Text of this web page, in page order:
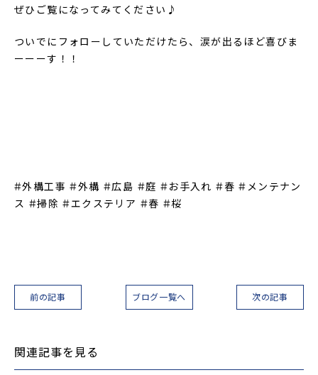
ぜひご覧になってみてください♪
ついでにフォローしていただけたら、涙が出るほど喜びま
ーーーす！！
#外構工事 #外構 #広島 #庭 #お手入れ #春 #メンテナン
ス #掃除 #エクステリア #春 #桜
前の記事 ブログ一覧へ 次の記事
関連記事を見る